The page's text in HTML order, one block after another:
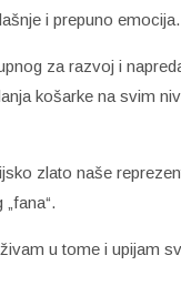
i prepuno emocija.
za razvoj i
košarke na svim
zlato naše
u tome i upijam